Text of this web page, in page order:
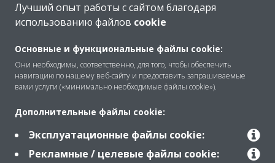
O Daikin
Решения
Помощь
Лучший опыт работы с сайтом благодаря
использованию файлов cookie
Основные и функциональные файлы cookie:
Они необходимы, соответственно, для того, чтобы обеспечить
навигацию по нашему веб-сайту и предоставить запрашиваемые
вами услуги («минимально необходимые файлы cookie»).
Дополнительные файлы cookie:
Эксплуатационные файлы cookie:
Рекламные / целевые файлы cookie: